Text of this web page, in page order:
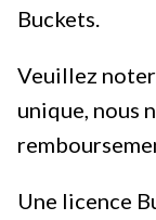
Buckets.
Veuillez
unique, nous
Une licence